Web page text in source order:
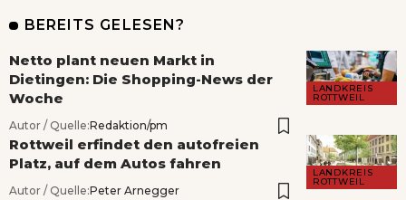
BEREITS GELESEN?
LANDKREIS
ROTTWEIL
Netto plant neuen Markt in
Dietingen: Die Shopping-News der
Woche
Autor / Quelle:Redaktion/pm
LANDKREIS
ROTTWEIL
Rottweil erfindet den autofreien
Platz, auf dem Autos fahren
Autor / Quelle:Peter Arnegger